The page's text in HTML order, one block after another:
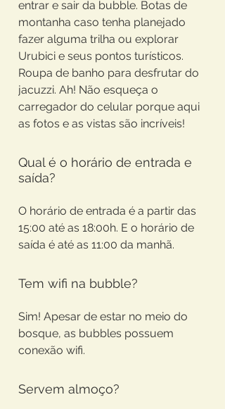
entrar e sair da bubble. Botas de
montanha caso tenha planejado
fazer alguma trilha ou explorar
Urubici e seus pontos turísticos.
Roupa de banho para desfrutar do
jacuzzi. Ah! Não esqueça o
carregador do celular porque aqui
as fotos e as vistas são incríveis!
Qual é o horário de entrada e
saída?
O horário de entrada é a partir das
15:00 até as 18:00h. E o horário de
saída é até as 11:00 da manhã.
Tem wifi na bubble?
Sim! Apesar de estar no meio do
bosque, as bubbles possuem
conexão wifi.
Servem almoço?